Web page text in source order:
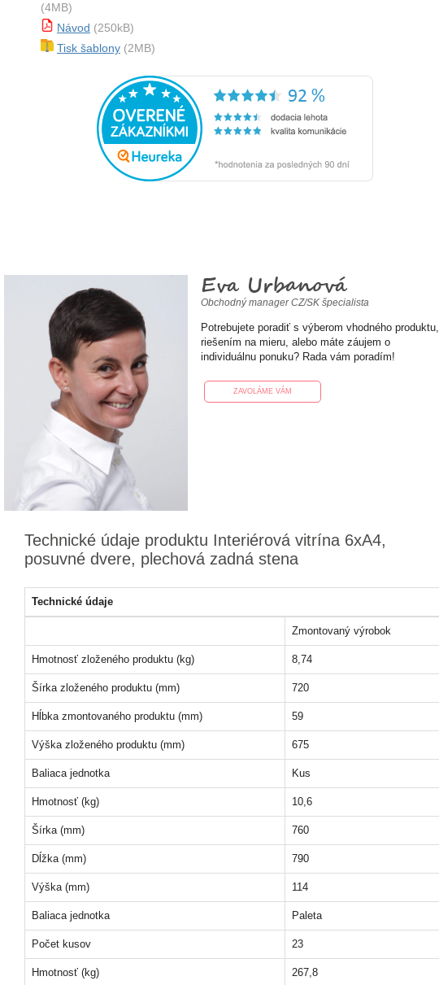
(4MB)
Návod (250kB)
Tisk šablony (2MB)
Eva Urbanová
Obchodný manager CZ/SK špecialista
Potrebujete poradiť s výberom vhodného produktu,
riešením na mieru, alebo máte záujem o
individuálnu ponuku? Rada vám poradím!
ZAVOLÁME VÁM
Technické údaje produktu Interiérová vitrína 6xA4,
posuvné dvere, plechová zadná stena
Technické údaje
Zmontovaný výrobok
Hmotnosť zloženého produktu (kg) 8,74
Šírka zloženého produktu (mm) 720
Hĺbka zmontovaného produktu (mm) 59
Výška zloženého produktu (mm) 675
Baliaca jednotka Kus
Hmotnosť (kg) 10,6
Šírka (mm) 760
Dĺžka (mm) 790
Výška (mm) 114
Baliaca jednotka Paleta
Počet kusov 23
Hmotnosť (kg) 267,8